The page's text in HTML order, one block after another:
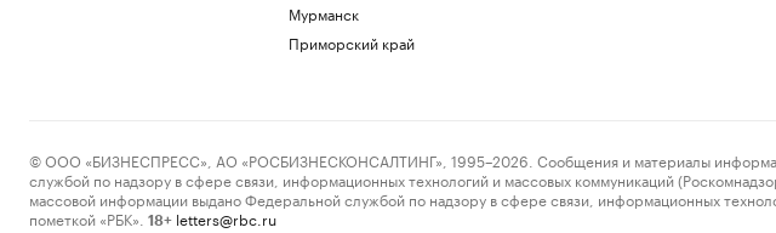
Мурманск
Приморский край
© ООО «БИЗНЕСПРЕСС», АО «РОСБИЗНЕСКОНСАЛТИНГ», 1995–2026. Сообщения и материалы
службой по надзору в сфере связи, информационных технологий и массовых коммуникаций
массовой информации выдано Федеральной службой по надзору в сфере связи, информационных
пометкой «РБК».
18+ letters@rbc.ru